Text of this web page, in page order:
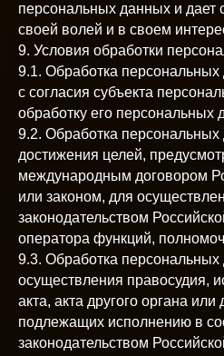
персональных данных и дает
своей волей и в своем
9. Условия обработки
9.1. Обработка
с согласия субъекта
обработку его персональных
9.2. Обработка
достижения целей,
международным договором
или законом, для
законодательством
оператора функций,
9.3. Обработка
осуществления правосудия,
акта, акта другого органа
подлежащих исполнению в
законодательством